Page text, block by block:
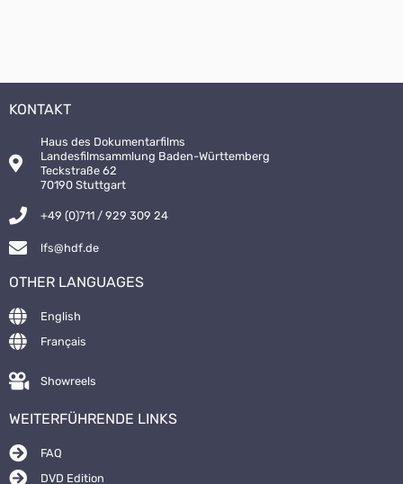
KONTAKT
Haus des Dokumentarfilms
Landesfilmsammlung Baden-Württemberg
Teckstraße 62
70190 Stuttgart
+49 (0)711 / 929 309 24
lfs@hdf.de
OTHER LANGUAGES
English
Français
Showreels
WEITERFÜHRENDE LINKS
FAQ
DVD Edition